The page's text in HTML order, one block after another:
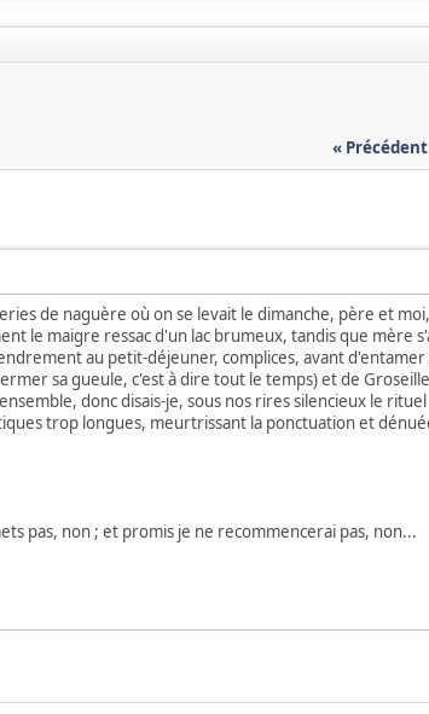
« Précédent
de naguère où on se levait le dimanche, père et
le maigre ressac d'un lac brumeux, tandis que mère
au petit-déjeuner, complices, avant
sa gueule, c'est à dire tout le temps) et de
donc disais-je, sous nos rires silencieux le rituel
trop longues, meurtrissant la ponctuation et
pas, non ; et promis je ne recommencerai pas, non...